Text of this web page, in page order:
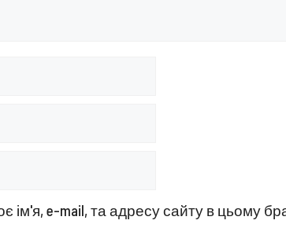
ім'я, e-mail, та адресу сайту в цьому